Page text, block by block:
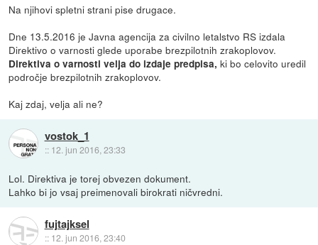
Na njihovi spletni strani pise drugace.
Dne 13.5.2016 je Javna agencija za civilno letalstvo RS izdala
Direktivo o varnosti glede uporabe brezpilotnih zrakoplovov.
Direktiva o varnosti velja do izdaje predpisa,ki bo celovito uredil
področje brezpilotnih zrakoplovov.
Kaj zdaj, velja ali ne?
vostok_1
:: 12. jun 2016, 23:33
Lol. Direktiva je torej obvezen dokument.
Lahko bi jo vsaj preimenovali birokrati ničvredni.
fujtajksel
:: 12. jun 2016, 23:40